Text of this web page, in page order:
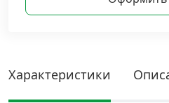
Характеристики